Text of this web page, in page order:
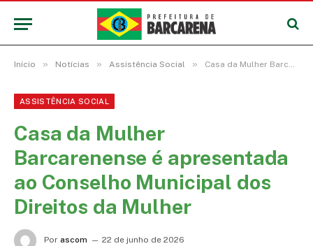
Início » Notícias » Assistência Social » Casa da Mulher Barcarenense é apresentada ao Conselho Municipal dos Direitos da Mulher
ASSISTÊNCIA SOCIAL
Casa da Mulher
Barcarenense é apresentada
ao Conselho Municipal dos
Direitos da Mulher
Por ascom
22 de junho de 2026